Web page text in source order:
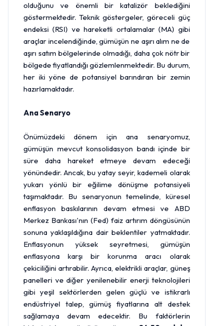
olduğunu ve önemli bir katalizör beklediğini
göstermektedir. Teknik göstergeler, göreceli güç
endeksi (RSI) ve hareketli ortalamalar (MA) gibi
araçlar incelendiğinde, gümüşün ne aşırı alım ne de
aşırı satım bölgelerinde olmadığı, daha çok nötr bir
bölgede fiyatlandığı gözlemlenmektedir. Bu durum,
her iki yöne de potansiyel barındıran bir zemin
hazırlamaktadır.
Ana Senaryo
Önümüzdeki dönem için ana senaryomuz,
gümüşün mevcut konsolidasyon bandı içinde bir
süre daha hareket etmeye devam edeceği
yönündedir. Ancak, bu yatay seyir, kademeli olarak
yukarı yönlü bir eğilime dönüşme potansiyeli
taşımaktadır. Bu senaryonun temelinde, küresel
enflasyon baskılarının devam etmesi ve ABD
Merkez Bankası'nın (Fed) faiz artırım döngüsünün
sonuna yaklaşıldığına dair beklentiler yatmaktadır.
Enflasyonun yüksek seyretmesi, gümüşün
enflasyona karşı bir korunma aracı olarak
çekiciliğini artırabilir. Ayrıca, elektrikli araçlar, güneş
panelleri ve diğer yenilenebilir enerji teknolojileri
gibi yeşil sektörlerden gelen güçlü ve istikrarlı
endüstriyel talep, gümüş fiyatlarına alt destek
sağlamaya devam edecektir. Bu faktörlerin